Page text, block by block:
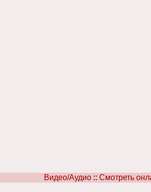
Видео/Аудио:: Смотреть